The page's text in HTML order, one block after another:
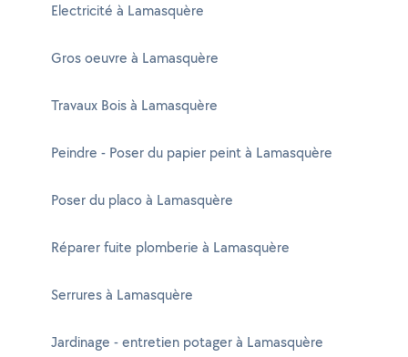
Electricité à Lamasquère
Gros oeuvre à Lamasquère
Travaux Bois à Lamasquère
Peindre - Poser du papier peint à Lamasquère
Poser du placo à Lamasquère
Réparer fuite plomberie à Lamasquère
Serrures à Lamasquère
Jardinage - entretien potager à Lamasquère